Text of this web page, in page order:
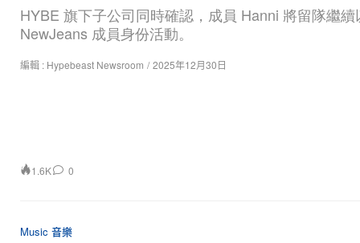
HYBE 旗下子公司同時確認，成員 Hanni 將留隊繼續
NewJeans 成員身份活動。
編輯 : Hypebeast Newsroom / 2025年12月30日
1.6K 0
Music 音樂